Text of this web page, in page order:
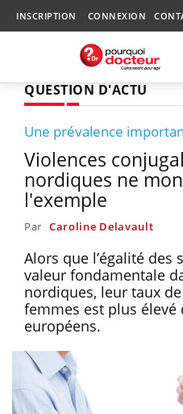
INSCRIPTION CONNEXION
QUESTION D'ACTU
Une prévalence
Violences
nordiques ne
l'exemple
Par Caroline Delavault
Alors que l’égalité des
valeur fondamentale
nordiques, leur taux
femmes est plus élevé
européens.